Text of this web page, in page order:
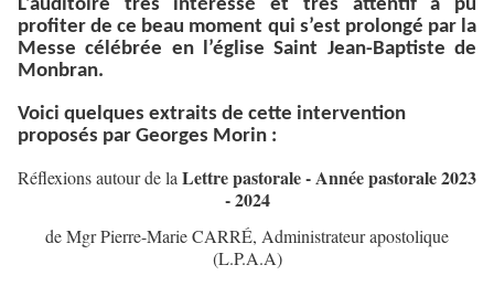
L’auditoire très intéressé et très attentif a pu
profiter de ce beau moment qui s’est prolongé par la
Messe célébrée en l’église Saint Jean-Baptiste de
Monbran.
Voici quelques extraits de cette intervention
proposés par Georges Morin :
Réflexions autour de la Lettre pastorale - Année pastorale 2023
- 2024
de Mgr Pierre-Marie CARRÉ, Administrateur apostolique
(L.P.A.A)